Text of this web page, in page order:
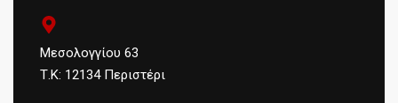
Μεσολογγίου 63
Τ.Κ: 12134 Περιστέρι